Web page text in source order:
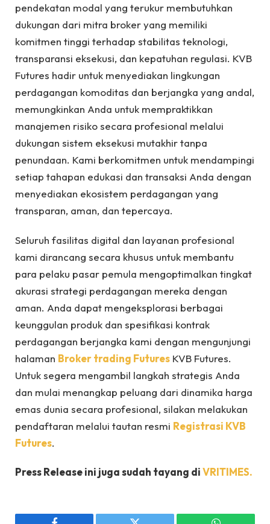
pendekatan modal yang terukur membutuhkan
dukungan dari mitra broker yang memiliki
komitmen tinggi terhadap stabilitas teknologi,
transparansi eksekusi, dan kepatuhan regulasi. KVB
Futures hadir untuk menyediakan lingkungan
perdagangan komoditas dan berjangka yang andal,
memungkinkan Anda untuk mempraktikkan
manajemen risiko secara profesional melalui
dukungan sistem eksekusi mutakhir tanpa
penundaan. Kami berkomitmen untuk mendampingi
setiap tahapan edukasi dan transaksi Anda dengan
menyediakan ekosistem perdagangan yang
transparan, aman, dan tepercaya.
Seluruh fasilitas digital dan layanan profesional
kami dirancang secara khusus untuk membantu
para pelaku pasar pemula mengoptimalkan tingkat
akurasi strategi perdagangan mereka dengan
aman. Anda dapat mengeksplorasi berbagai
keunggulan produk dan spesifikasi kontrak
perdagangan berjangka kami dengan mengunjungi
halaman Broker trading Futures KVB Futures.
Untuk segera mengambil langkah strategis Anda
dan mulai menangkap peluang dari dinamika harga
emas dunia secara profesional, silakan melakukan
pendaftaran melalui tautan resmi Registrasi KVB
Futures.
Press Release ini juga sudah tayang diVRITIMES.